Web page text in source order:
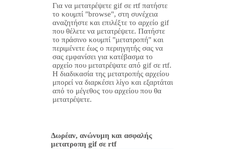
Για να μετατρέψετε gif σε rtf πατήστε
το κουμπί "browse", στη συνέχεια
αναζητήστε και επιλέξτε το αρχείο gif
που θέλετε να μετατρέψετε. Πατήστε
το πράσινο κουμπί "μετατροπή" και
περιμένετε έως ο περιηγητής σας να
σας εμφανίσει για κατέβασμα το
αρχείο που μετατρέψατε από gif σε rtf.
Η διαδικασία της μετατροπής αρχείου
μπορεί να διαρκέσει λίγο και εξαρτάται
από το μέγεθος του αρχείου που θα
μετατρέψετε.
Δωρέαν, ανώνυμη και ασφαλής
μετατροπη gif σε rtf